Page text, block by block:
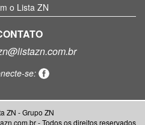
o Lista ZN
se:
ZN - Grupo ZN
- Todos os direitos reservados